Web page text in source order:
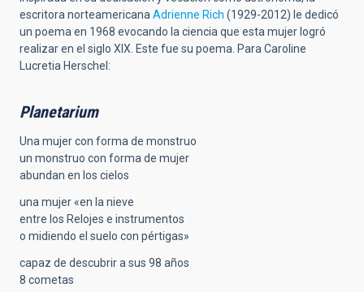
escritora norteamericanaAdrienne Rich (1929-2012) le dedicó
un poema en 1968 evocando la ciencia que esta mujer logró
realizar en el siglo XIX. Este fue su poema. Para Caroline
Lucretia Herschel:
Planetarium
Una mujer con forma de monstruo
un monstruo con forma de mujer
abundan en los cielos
una mujer «en la nieve
entre los Relojes e instrumentos
o midiendo el suelo con pértigas»
capaz de descubrir a sus 98 años
8 cometas